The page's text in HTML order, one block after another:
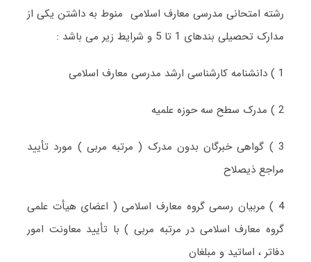
رشته امتحانی مدرسی معارف اسلامی منوط به داشتن یکی از
مدارک تحصیلی بندهای 1 تا 5 و شرایط زیر می باشد :
1 ) دانشنامه کارشناسی ارشد مدرسی معارف اسلامی
2 ) مدرک سطح سه حوزه علمیه
3 ) گواهی خبرگان بدون مدرک ( مرتبه مربی ) مورد تأیید
مراجع ذیصلاح
4 ) مربیان رسمی گروه معارف اسلامی ( اعضای هیأت علمی
گروه معارف اسلامی در مرتبه مربی ) با تأیید معاونت امور
دفاتر ، اساتید و مبلغان